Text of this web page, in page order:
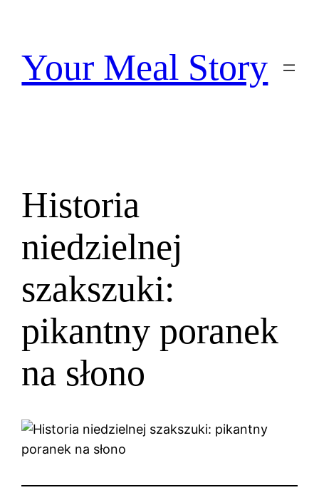
treściYour Meal Story
Historia
niedzielnej
szakszuki:
pikantny poranek
na słono